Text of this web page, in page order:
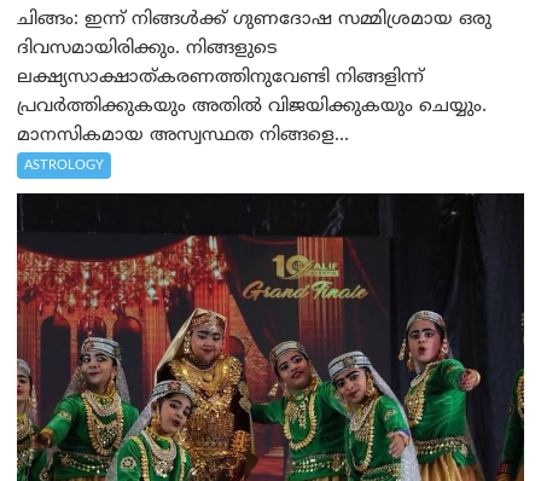
ചിങ്ങം: ഇന്ന് നിങ്ങൾക്ക് ഗുണദോഷ സമ്മിശ്രമായ ഒരു
ദിവസമായിരിക്കും. നിങ്ങളുടെ
ലക്ഷ്യസാക്ഷാത്കരണത്തിനുവേണ്ടി നിങ്ങളിന്ന്
പ്രവർത്തിക്കുകയും അതില്‍ വിജയിക്കുകയും ചെയ്യും.
മാനസികമായ അസ്വസ്ഥത നിങ്ങളെ...
ASTROLOGY